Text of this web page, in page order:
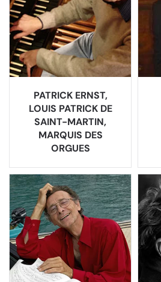
PATRICK ERNST,
LOUIS PATRICK DE
SAINT-MARTIN,
MARQUIS DES
ORGUES